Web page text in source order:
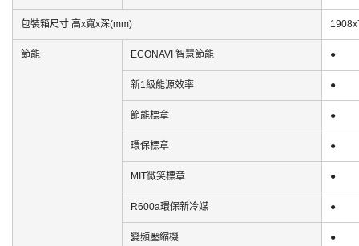
包裝箱尺寸 高x寬x深(mm)
節能 ECONAVI 智慧節能 ●
新1級能源效率 ●
節能標章 ●
環保標章 ●
MIT微笑標章 ●
R600a環保新冷媒 ●
變頻壓縮機 ●